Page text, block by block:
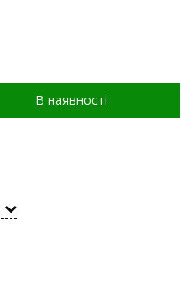
В наявності